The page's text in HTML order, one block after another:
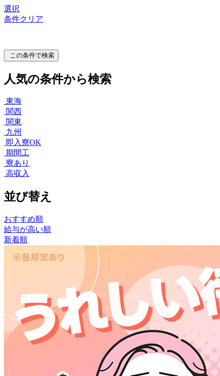
選択
条件クリア
この条件で検索
人気の条件から検索
東海
関西
関東
九州
即入寮OK
期間工
寮あり
高収入
並び替え
おすすめ順
給与が高い順
新着順